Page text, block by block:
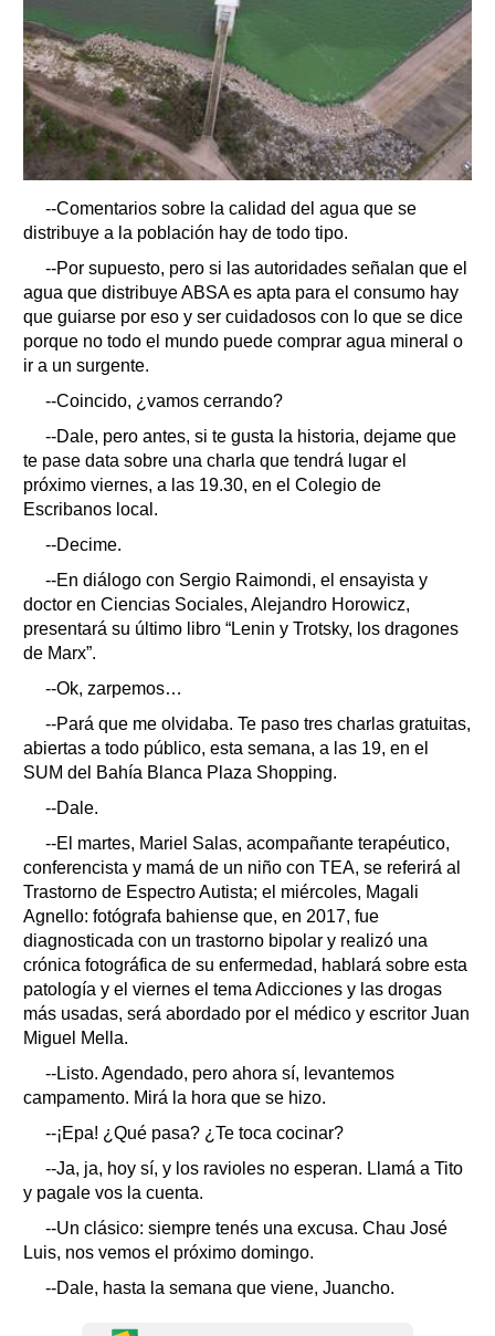
--Comentarios sobre la calidad del agua que se
distribuye a la población hay de todo tipo.
--Por supuesto, pero si las autoridades señalan que el
agua que distribuye ABSA es apta para el consumo hay
que guiarse por eso y ser cuidadosos con lo que se dice
porque no todo el mundo puede comprar agua mineral o
ir a un surgente.
--Coincido, ¿vamos cerrando?
--Dale, pero antes, si te gusta la historia, dejame que
te pase data sobre una charla que tendrá lugar el
próximo viernes, a las 19.30, en el Colegio de
Escribanos local.
--Decime.
--En diálogo con Sergio Raimondi, el ensayista y
doctor en Ciencias Sociales, Alejandro Horowicz,
presentará su último libro “Lenin y Trotsky, los dragones
de Marx”.
--Ok, zarpemos…
--Pará que me olvidaba. Te paso tres charlas gratuitas,
abiertas a todo público, esta semana, a las 19, en el
SUM del Bahía Blanca Plaza Shopping.
--Dale.
--El martes, Mariel Salas, acompañante terapéutico,
conferencista y mamá de un niño con TEA, se referirá al
Trastorno de Espectro Autista; el miércoles, Magali
Agnello: fotógrafa bahiense que, en 2017, fue
diagnosticada con un trastorno bipolar y realizó una
crónica fotográfica de su enfermedad, hablará sobre esta
patología y el viernes el tema Adicciones y las drogas
más usadas, será abordado por el médico y escritor Juan
Miguel Mella.
--Listo. Agendado, pero ahora sí, levantemos
campamento. Mirá la hora que se hizo.
--¡Epa! ¿Qué pasa? ¿Te toca cocinar?
--Ja, ja, hoy sí, y los ravioles no esperan. Llamá a Tito
y pagale vos la cuenta.
--Un clásico: siempre tenés una excusa. Chau José
Luis, nos vemos el próximo domingo.
--Dale, hasta la semana que viene, Juancho.